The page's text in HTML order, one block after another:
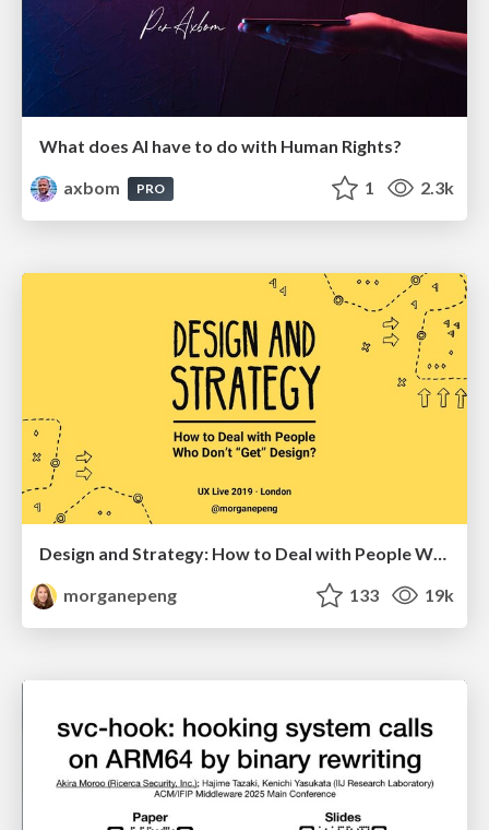
What does AI have to do with Human Rights?
axbom
PRO 1 2.3k
morganepeng
133 19k